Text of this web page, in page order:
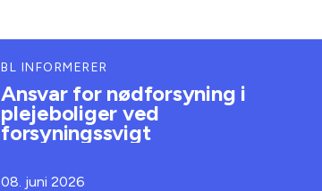
BL INFORMERER
Ansvar for nødforsyning i
plejeboliger ved
forsyningssvigt
08. juni 2026